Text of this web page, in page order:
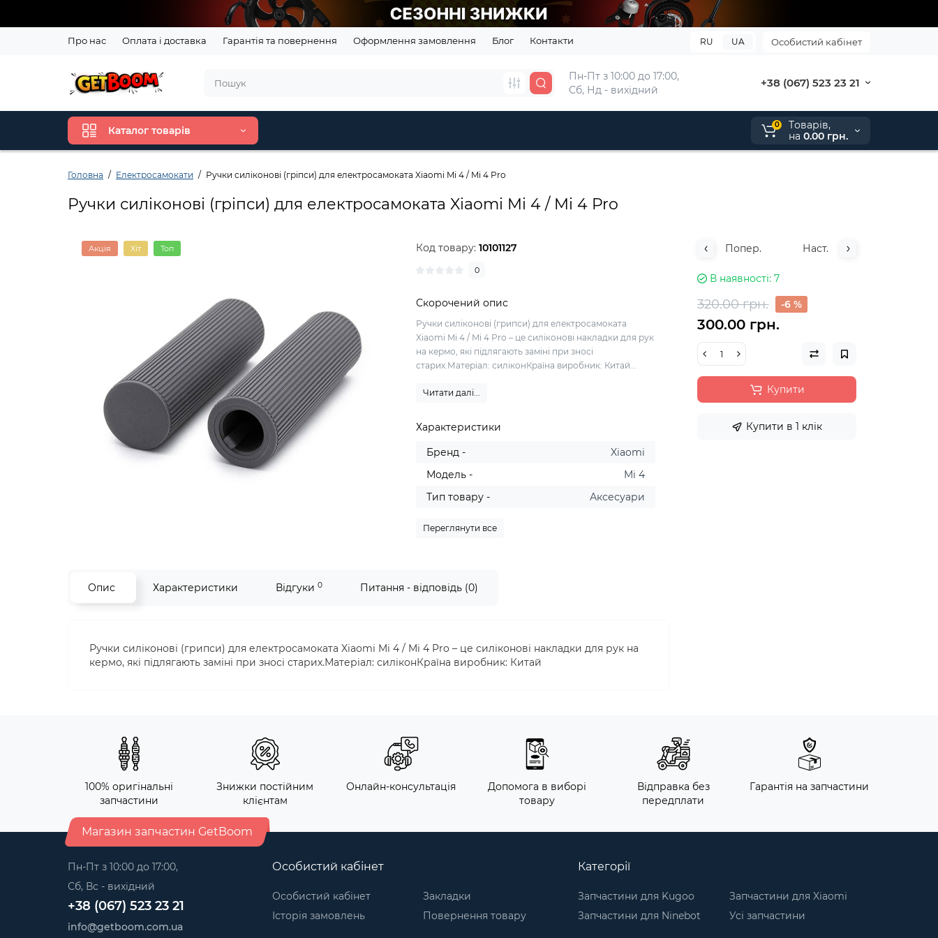
Про нас Оплата і доставка Гарантія та повернення Оформлення замовлення Блог Контакти Особистий кабінет
RU UA
Пн-Пт з 10:00 до 17:00,
Сб, Нд - вихідний
+38 (067) 523 23 21
Каталог товарів 0
Tоварів,
на 0.00 грн.
Головна Електросамокати Ручки силіконові (гріпси) для електросамоката Xiaomi Mi 4 / Mi 4 Pro
Ручки силіконові (гріпси) для електросамоката Xiaomi Mi 4 / Mi 4 Pro
Акція Хіт Топ Код товару:10101127
0
Скорочений опис
Ручки силіконові (грипси) для електросамоката
Xiaomi Mi 4 / Mi 4 Pro – це силіконові накладки для рук
на кермо, які підлягають заміні при зносі
старих.Матеріал: силіконКраїна виробник: Китай...
Читати далі...
Характеристики
Бренд -
Xiaomi
Модель -
Mi 4
Тип товару -
Аксесуари
Переглянути все
Попер. Наст.
В наявності 7
320.00 грн. -6 %
300.00 грн.
Купити
Купити в 1 клік
Опис Характеристики Відгуки 0 Питання - відповідь (0)
Ручки силіконові (грипси) для електросамоката Xiaomi Mi 4 / Mi 4 Pro – це силіконові накладки для рук на
кермо, які підлягають заміні при зносі старих.Матеріал: силіконКраїна виробник: Китай
100% оригінальні
запчастини
Знижки постійним
клієнтам
Онлайн-консультація
Допомога в виборі
товару
Відправка без
передплати
Гарантія на запчастини
Магазин запчастин GetBoom
Пн-Пт з 10:00 до 17:00,
Сб, Вс - вихідний
+38 (067) 523 23 21
info@getboom.com.ua
Особистий кабінет
Особистий кабінет
Історія замовлень
Закладки
Повернення товару
Категорії
Запчастини для Kugoo
Запчастини для Ninebot
Запчастини для Xiaomi
Усі запчастини